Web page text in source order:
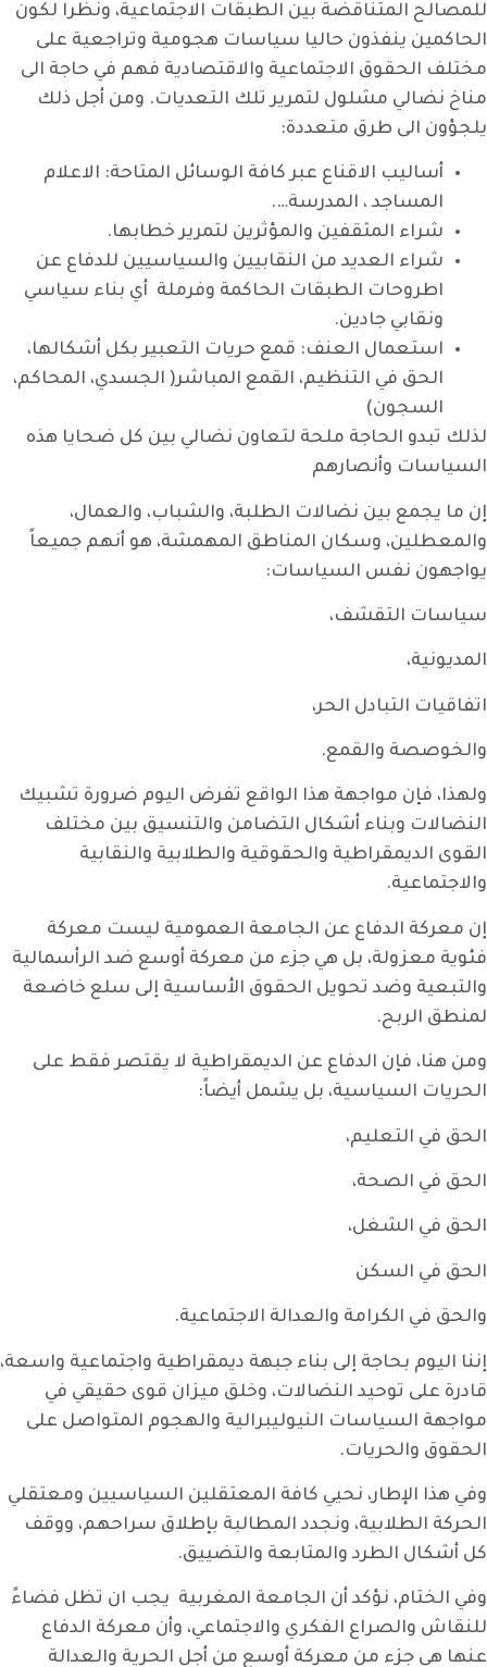
للمصالح المتناقضة بين الطبقات الاجتماعية، ونظرا لكون
الحاكمين ينفذون حاليا سياسات هجومية وتراجعية على
مختلف الحقوق الاجتماعية والاقتصادية فهم في حاجة الى
مناخ نضالي مشلول لتمرير تلك التعديات. ومن أجل ذلك
يلجؤون الى طرق متعددة:
أساليب الاقناع عبر كافة الوسائل المتاحة: الاعلام
المساجد ، المدرسة….
شراء المثقفين والمؤثرين لتمرير خطابها.
شراء العديد من النقابيين والسياسيين للدفاع عن
اطروحات الطبقات الحاكمة وفرملة أي بناء سياسي
ونقابي جادين.
استعمال العنف: قمع حريات التعبير بكل أشكالها،
الحق في التنظيم، القمع المباشر( الجسدي، المحاكم،
السجون)
لذلك تبدو الحاجة ملحة لتعاون نضالي بين كل ضحايا هذه
السياسات وأنصارهم
إن ما يجمع بين نضالات الطلبة، والشباب، والعمال،
والمعطلين، وسكان المناطق المهمشة، هو أنهم جميعاً
يواجهون نفس السياسات:
سياسات التقشف،
المديونية،
اتفاقيات التبادل الحر،
والخوصصة والقمع.
ولهذا، فإن مواجهة هذا الواقع تفرض اليوم ضرورة تشبيك
النضالات وبناء أشكال التضامن والتنسيق بين مختلف
القوى الديمقراطية والحقوقية والطلابية والنقابية
والاجتماعية.
إن معركة الدفاع عن الجامعة العمومية ليست معركة
فئوية معزولة، بل هي جزء من معركة أوسع ضد الرأسمالية
والتبعية وضد تحويل الحقوق الأساسية إلى سلع خاضعة
لمنطق الربح.
ومن هنا، فإن الدفاع عن الديمقراطية لا يقتصر فقط على
الحريات السياسية، بل يشمل أيضاً:
الحق في التعليم،
الحق في الصحة،
الحق في الشغل،
الحق في السكن
والحق في الكرامة والعدالة الاجتماعية.
إننا اليوم بحاجة إلى بناء جبهة ديمقراطية واجتماعية واسعة،
قادرة على توحيد النضالات، وخلق ميزان قوى حقيقي في
مواجهة السياسات النيوليبرالية والهجوم المتواصل على
الحقوق والحريات.
وفي هذا الإطار، نحيي كافة المعتقلين السياسيين ومعتقلي
الحركة الطلابية، ونجدد المطالبة بإطلاق سراحهم، ووقف
كل أشكال الطرد والمتابعة والتضييق.
وفي الختام، نؤكد أن الجامعة المغربية يجب ان تظل فضاءً
للنقاش والصراع الفكري والاجتماعي، وأن معركة الدفاع
عنها هي جزء من معركة أوسع من أجل الحرية والعدالة